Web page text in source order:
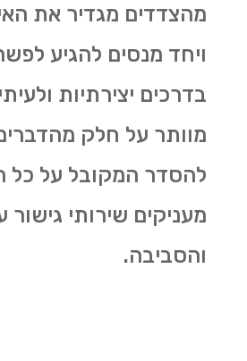
מהצדדים מגדיר את
ויחד מנסים להגיע
בדרכים יצירתיות
מוותר על חלק
להסדר המקובל על כל
מעניקים שירותי גישור
והסביבה.